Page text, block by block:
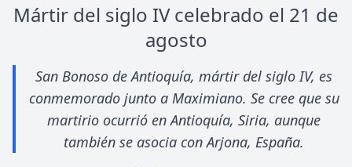
Mártir del siglo IV celebrado el 21 de
agosto
San Bonoso de Antioquía, mártir del siglo IV, es
conmemorado junto a Maximiano. Se cree que su
martirio ocurrió en Antioquía, Siria, aunque
también se asocia con Arjona, España.